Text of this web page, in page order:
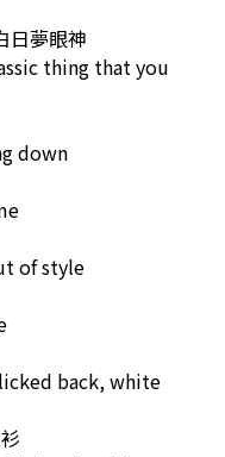
日夢眼神
thing that you
down
of style
back, white